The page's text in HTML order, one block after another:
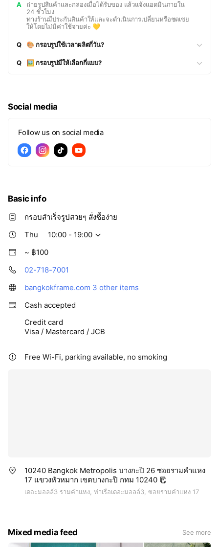
A
ถ่ายรูปสินค้าและกล่องเมื่อได้รับของ แล้วแจ้งแอดมินภายใน
24 ชั่วโมง
ทางร้านมีประกันสินค้าให้และจะดำเนินการเปลี่ยนหรือชดเชย
ให้โดยไม่มีค่าใช้จ่ายค่ะ 💛
Q 🎨 กรอบรูปใช้เวลาผลิตกี่วัน?
Q 🖼 กรอบรูปมีให้เลือกกี่แบบ?
Social media
Follow us on social media
Basic info
กรอบสำเร็จรูปสวยๆ สั่งซื้อง่าย
Thu
10:00 - 19:00
~ ฿100
02-718-7001
bangkokframe.com 3 other items
Cash accepted
Credit card
Visa / Mastercard / JCB
Free Wi-Fi, parking available, no smoking
10240 Bangkok Metropolis บางกะปิ 26 ซอยรามคำแหง
17 แขวงหัวหมาก เขตบางกะปิ กทม 10240
เดอะมอลล์3 รามคำแหง, ท่าเรือเดอะมอลล์3, ซอยรามคำแหง 17
Mixed media feed See more